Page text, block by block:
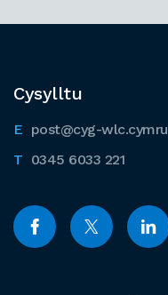
Cysylltu
post@cyg-wlc.cymru
0345 6033 221